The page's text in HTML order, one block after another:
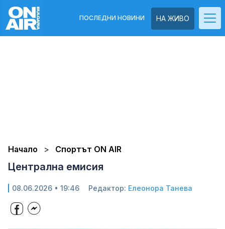
НА ЖИВО
ПОСЛЕДНИ НОВИНИ
Начало Спортът ON AIR
Централна емисия
08.06.2026 • 19:46 Редактор: Елеонора Танева